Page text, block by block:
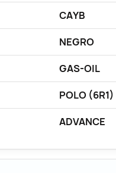
CAYB
NEGRO
GAS-OIL
POLO (6R1)
ADVANCE